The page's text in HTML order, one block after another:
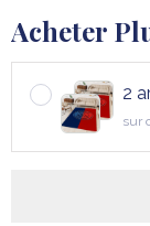
Acheter
2
sur